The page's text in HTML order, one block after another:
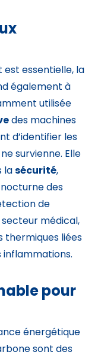
est essentielle, la
également à
utilisée
des machines
d’identifier les
survienne. Elle
lasécurité,
des
de
secteur médical,
thermiques liées
inflammations.
pour
énergétique
sont des